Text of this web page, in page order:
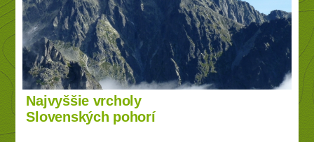
bodom niektorého z európskych
štátov. Celkovo 45 kopcov s
nadmorskými výškami od 75 do
4810 metrov nad morom tvorí
dokonale rôznorodú kolekciu
vrcholov zastrešenú týmto
zaujímavým projektom.
https://sk.wikipedia.org/wiki/Najvy
%C5%A1%C5%A1ie_vrchy_eur
Najvyššie vrcholy
Slovenských pohorí